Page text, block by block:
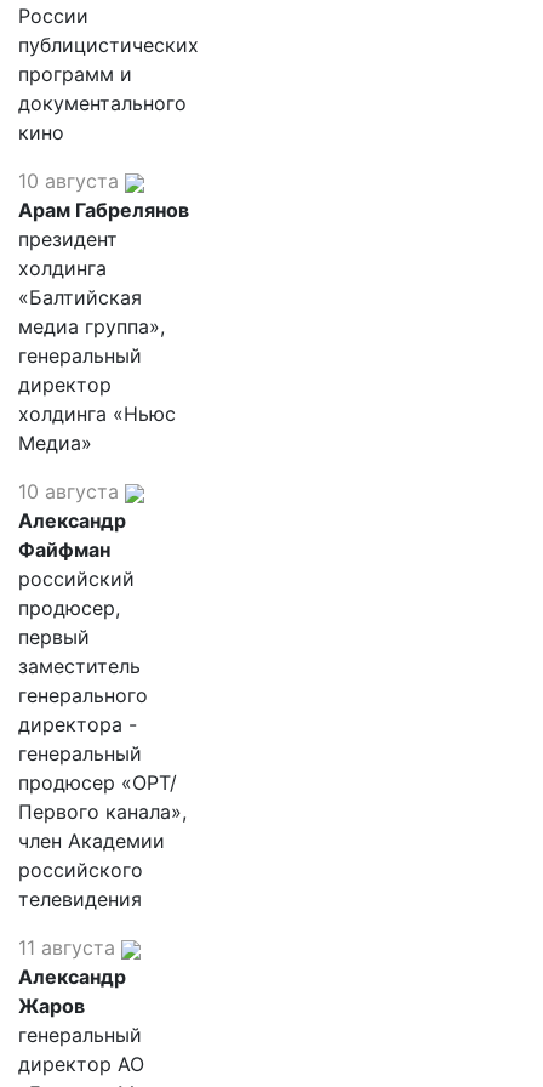
России
публицистических
программ и
документального
кино
10 августа
Арам Габрелянов
президент
холдинга
«Балтийская
медиа группа»,
генеральный
директор
холдинга «Ньюс
Медиа»
10 августа
Александр
Файфман
российский
продюсер,
первый
заместитель
генерального
директора -
генеральный
продюсер «ОРТ/
Первого канала»,
член Академии
российского
телевидения
11 августа
Александр
Жаров
генеральный
директор АО